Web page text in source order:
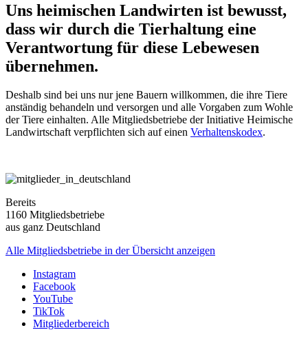
Uns heimischen Landwirten ist bewusst,
dass wir durch die Tierhaltung eine
Verantwortung für diese Lebewesen
übernehmen.
Deshalb sind bei uns nur jene Bauern willkommen, die ihre Tiere
anständig behandeln und versorgen und alle Vorgaben zum Wohle
der Tiere einhalten. Alle Mitgliedsbetriebe der Initiative Heimische
Landwirtschaft verpflichten sich auf einen Verhaltenskodex.
Bereits
1160 Mitgliedsbetriebe
aus ganz Deutschland
Alle Mitgliedsbetriebe in der Übersicht anzeigen
Instagram
Facebook
YouTube
TikTok
Mitgliederbereich